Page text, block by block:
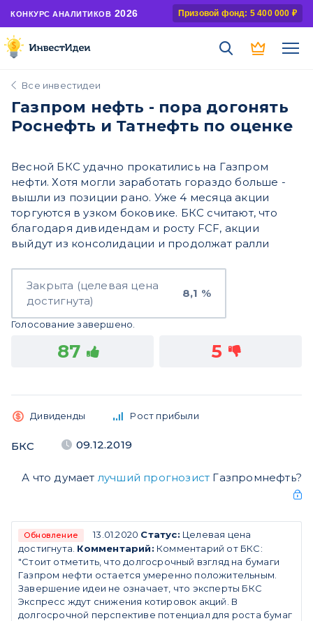
КОНКУРС АНАЛИТИКОВ 2026 Призовой фонд: 5 400 000 ₽
Все инвестидеи
Газпром нефть - пора догонять
Роснефть и Татнефть по оценке
Весной БКС удачно прокатились на Газпром
нефти. Хотя могли заработать гораздо больше -
вышли из позиции рано. Уже 4 месяца акции
торгуются в узком боковике. БКС считают, что
благодаря дивидендам и росту FCF, акции
выйдут из консолидации и продолжат ралли
Закрыта (целевая цена
достигнута)
8,1 %
Голосование завершено.
87 5
Дивиденды Рост прибыли
БКС 09.12.2019
А что думает лучший прогнозист Газпромнефть?
Обновление 13.01.2020 Статус: Целевая цена
достигнута. Комментарий: Комментарий от БКС:
"Стоит отметить, что долгосрочный взгляд на бумаги
Газпром нефти остается умеренно положительным.
Завершение идеи не означает, что эксперты БКС
Экспресс ждут снижения котировок акций. В
долгосрочной перспективе потенциал для роста бумаг